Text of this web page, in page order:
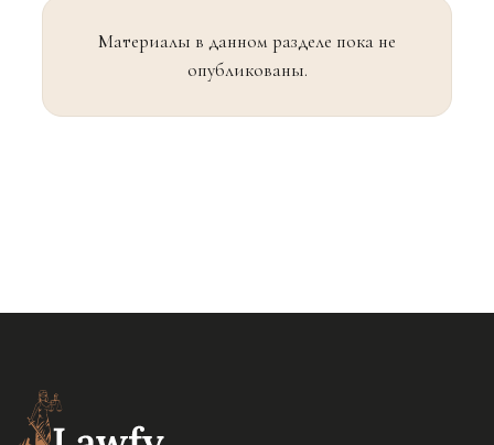
Материалы в данном разделе пока не
опубликованы.